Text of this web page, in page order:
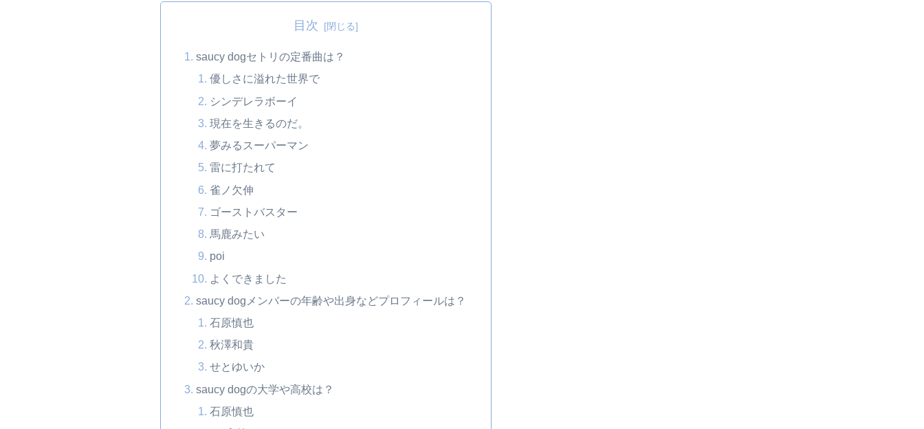
目次
saucy dogセトリの定番曲は？
優しさに溢れた世界で
シンデレラボーイ
現在を生きるのだ。
夢みるスーパーマン
雷に打たれて
雀ノ欠伸
ゴーストバスター
馬鹿みたい
poi
よくできました
saucy dogメンバーの年齢や出身などプロフィールは？
石原慎也
秋澤和貴
せとゆいか
saucy dogの大学や高校は？
石原慎也